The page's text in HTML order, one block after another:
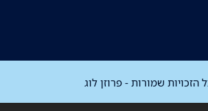
הזכויות שמורות - פרוזן לוג